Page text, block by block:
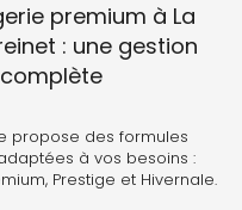
premium à La
: une gestion
complète
propose des formules
à vos besoins :
Prestige et Hivernale.